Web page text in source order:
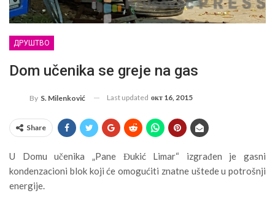
ДРУШТВО
Dom učenika se greje na gas
By S. Milenković Last updated окт 16, 2015
Share
U Domu učenika „Pane Đukić Limar“ izgrađen je gasni
kondenzacioni blok koji će omogućiti znatne uštede u potrošnji
energije.